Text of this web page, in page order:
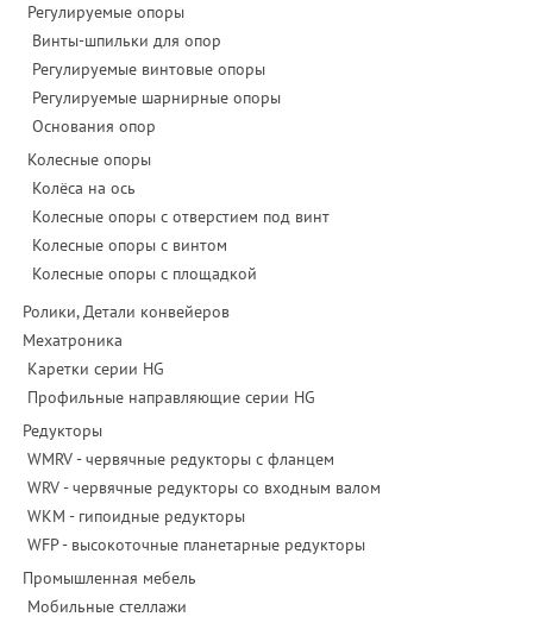
Регулируемые опоры
Винты-шпильки для опор
Регулируемые винтовые опоры
Регулируемые шарнирные опоры
Основания опор
Колесные опоры
Колёса на ось
Колесные опоры с отверстием под винт
Колесные опоры с винтом
Колесные опоры с площадкой
Ролики, Детали конвейеров
Мехатроника
Каретки серии HG
Профильные направляющие серии HG
Редукторы
WMRV - червячные редукторы с фланцем
WRV - червячные редукторы со входным валом
WKM - гипоидные редукторы
WFP - высокоточные планетарные редукторы
Промышленная мебель
Мобильные стеллажи